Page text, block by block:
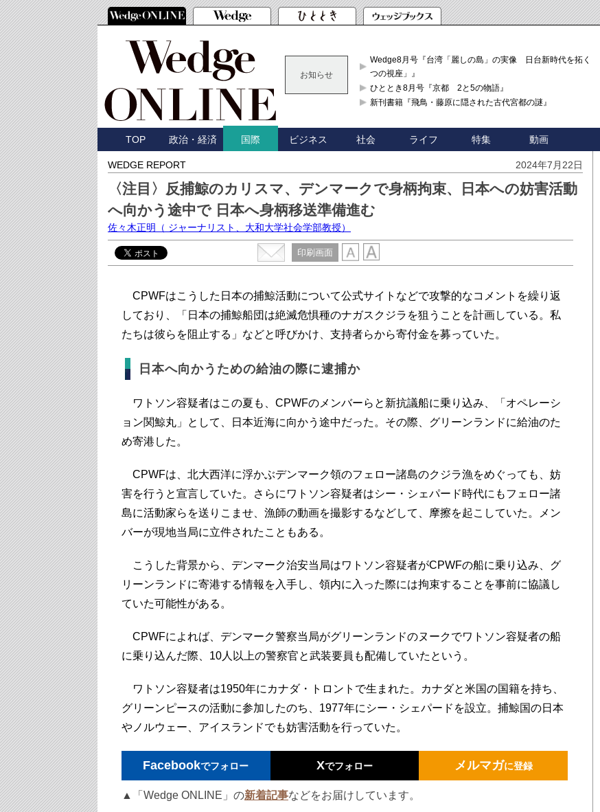
お知らせ
Wedge8月号『台湾「麗しの島」の実像 日台新時代を拓く「3
つの視座」』
ひととき8月号『京都 2と5の物語』
新刊書籍『飛鳥・藤原に隠された古代宮都の謎』
TOP 政治・経済 国際 ビジネス 社会 ライフ 特集 動画
WEDGE REPORT 2024年7月22日
〈注目〉反捕鯨のカリスマ、デンマークで身柄拘束、日本への妨害活動
へ向かう途中で 日本へ身柄移送準備進む
佐々木正明 （ ジャーナリスト、大和大学社会学部教授）
印刷画面
CPWFはこうした日本の捕鯨活動について公式サイトなどで攻撃的なコメントを繰り返
しており、「日本の捕鯨船団は絶滅危惧種のナガスクジラを狙うことを計画している。私
たちは彼らを阻止する」などと呼びかけ、支持者らから寄付金を募っていた。
日本へ向かうための給油の際に逮捕か
ワトソン容疑者はこの夏も、CPWFのメンバーらと新抗議船に乗り込み、「オペレーシ
ョン関鯨丸」として、日本近海に向かう途中だった。その際、グリーンランドに給油のた
め寄港した。
CPWFは、北大西洋に浮かぶデンマーク領のフェロー諸島のクジラ漁をめぐっても、妨
害を行うと宣言していた。さらにワトソン容疑者はシー・シェパード時代にもフェロー諸
島に活動家らを送りこませ、漁師の動画を撮影するなどして、摩擦を起こしていた。メン
バーが現地当局に立件されたこともある。
こうした背景から、デンマーク治安当局はワトソン容疑者がCPWFの船に乗り込み、グ
リーンランドに寄港する情報を入手し、領内に入った際には拘束することを事前に協議し
ていた可能性がある。
CPWFによれば、デンマーク警察当局がグリーンランドのヌークでワトソン容疑者の船
に乗り込んだ際、10人以上の警察官と武装要員も配備していたという。
ワトソン容疑者は1950年にカナダ・トロントで生まれた。カナダと米国の国籍を持ち、
グリーンピースの活動に参加したのち、1977年にシー・シェパードを設立。捕鯨国の日本
やノルウェー、アイスランドでも妨害活動を行っていた。
Facebookでフォロー Xでフォロー メルマガに登録
▲「Wedge ONLINE」の新着記事などをお届けしています。